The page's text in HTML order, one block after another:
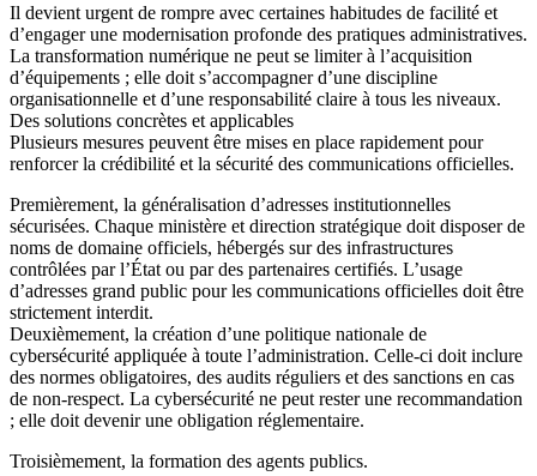
Il devient urgent de rompre avec certaines habitudes de facilité et
d’engager une modernisation profonde des pratiques administratives.
La transformation numérique ne peut se limiter à l’acquisition
d’équipements ; elle doit s’accompagner d’une discipline
organisationnelle et d’une responsabilité claire à tous les niveaux.
Des solutions concrètes et applicables
Plusieurs mesures peuvent être mises en place rapidement pour
renforcer la crédibilité et la sécurité des communications officielles.
Premièrement, la généralisation d’adresses institutionnelles
sécurisées. Chaque ministère et direction stratégique doit disposer de
noms de domaine officiels, hébergés sur des infrastructures
contrôlées par l’État ou par des partenaires certifiés. L’usage
d’adresses grand public pour les communications officielles doit être
strictement interdit.
Deuxièmement, la création d’une politique nationale de
cybersécurité appliquée à toute l’administration. Celle-ci doit inclure
des normes obligatoires, des audits réguliers et des sanctions en cas
de non-respect. La cybersécurité ne peut rester une recommandation
; elle doit devenir une obligation réglementaire.
Troisièmement, la formation des agents publics.